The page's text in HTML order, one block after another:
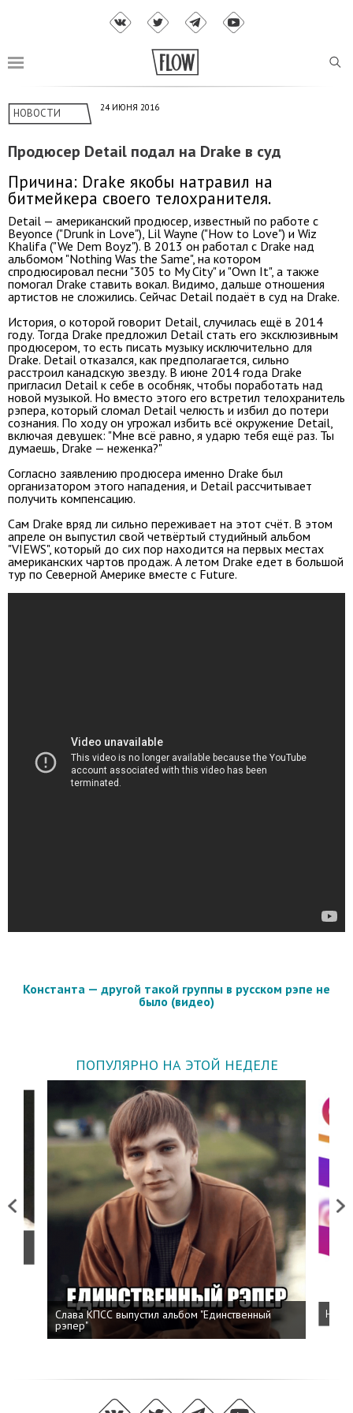
НОВОСТИ 24 ИЮНЯ 2016
Продюсер Detail подал на Drake в суд
Причина: Drake якобы натравил на
битмейкера своего телохранителя.
Detail — американский продюсер, известный по работе с
Beyonce ("Drunk in Love"), Lil Wayne ("How to Love") и Wiz
Khalifa ("We Dem Boyz"). В 2013 он работал с Drake над
альбомом "Nothing Was the Same", на котором
спродюсировал песни "305 to My City" и "Own It", а также
помогал Drake ставить вокал. Видимо, дальше отношения
артистов не сложились. Сейчас Detail подаёт в суд на Drake.
История, о которой говорит Detail, случилась ещё в 2014
году. Тогда Drake предложил Detail стать его эксклюзивным
продюсером, то есть писать музыку исключительно для
Drake. Detail отказался, как предполагается, сильно
расстроил канадскую звезду. В июне 2014 года Drake
пригласил Detail к себе в особняк, чтобы поработать над
новой музыкой. Но вместо этого его встретил телохранитель
рэпера, который сломал Detail челюсть и избил до потери
сознания. По ходу он угрожал избить всё окружение Detail,
включая девушек: "Мне всё равно, я ударю тебя ещё раз. Ты
думаешь, Drake — неженка?"
Согласно заявлению продюсера именно Drake был
организатором этого нападения, и Detail рассчитывает
получить компенсацию.
Сам Drake вряд ли сильно переживает на этот счёт. В этом
апреле он выпустил свой четвёртый студийный альбом
"VIEWS", который до сих пор находится на первых местах
американских чартов продаж. А летом Drake едет в большой
тур по Северной Америке вместе с Future.
Константа — другой такой группы в русском рэпе не
было (видео)
ПОПУЛЯРНО НА ЭТОЙ НЕДЕЛЕ
Previous
Слава КПСС выпустил альбом "Единственный
рэпер"
Next